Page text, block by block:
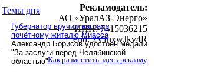
Рекламодатель:
АО «УралАЗ-Энерго»
ИНН: 7415036215
erid: 2VfnxwJkv4R
Как разместить здесь рекламу
Темы дня
Губернатор вручил награду
почётному жителю Миасса
Александр Борисов удостоен медали
"За заслуги перед Челябинской
областью"